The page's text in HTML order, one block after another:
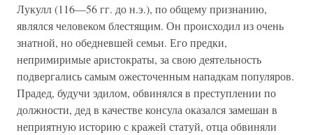
Лукулл (116—56 гг. до н.э.), по общему признанию,
являлся человеком блестящим. Он происходил из очень
знатной, но обедневшей семьи. Его предки,
непримиримые аристократы, за свою деятельность
подвергались самым ожесточенным нападкам популяров.
Прадед, будучи эдилом, обвинялся в преступлении по
должности, дед в качестве консула оказался замешан в
неприятную историю с кражей статуй, отца обвиняли